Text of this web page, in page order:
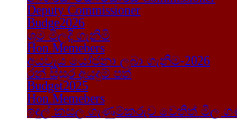
Deputy Commissioner
Budge2026
ශ්‍රම මිලදි ගැනිමි
Hon.Memebers
අයවැය යෝජනා ලබා ගැනිම-2026
රන් සිසුර අයදුම් පත්
Budget2025
Hon.Memebers
ඉඳුල් කසල ගැණුම්කරුව ‍වෙතිත් මිල